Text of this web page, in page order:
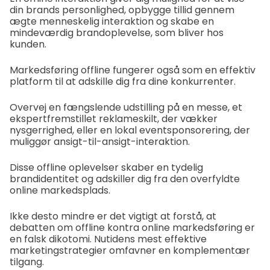
din brands personlighed, opbygge tillid gennem
ægte menneskelig interaktion og skabe en
mindeværdig brandoplevelse, som bliver hos
kunden.
Markedsføring offline fungerer også som en effektiv
platform til at adskille dig fra dine konkurrenter.
Overvej en fængslende udstilling på en messe, et
ekspertfremstillet reklameskilt, der vækker
nysgerrighed, eller en lokal eventsponsorering, der
muliggør ansigt-til-ansigt-interaktion.
Disse offline oplevelser skaber en tydelig
brandidentitet og adskiller dig fra den overfyldte
online markedsplads.
Ikke desto mindre er det vigtigt at forstå, at
debatten om offline kontra online markedsføring er
en falsk dikotomi. Nutidens mest effektive
marketingstrategier omfavner en komplementær
tilgang.